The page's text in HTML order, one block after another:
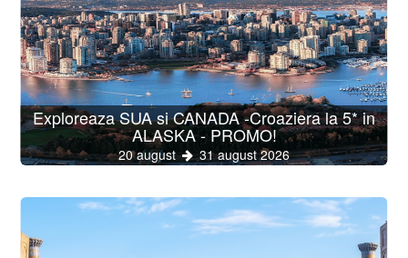
Exploreaza SUA si CANADA -Croaziera la 5* in
ALASKA - PROMO!
20 august 31 august 2026